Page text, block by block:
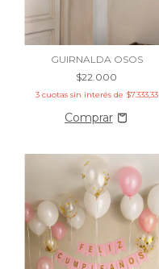
GUIRNALDA OSOS
$22.000
3 cuotas sin interés de $7.333,33